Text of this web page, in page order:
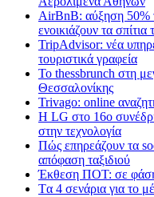
AirBnB: αύξηση 50%
ενοικιάζουν τα σπίτια
TripAdvisor: νέα
τουριστικά γραφεία
Το thessbrunch στη
Θεσσαλονίκης
Trivago: online
H LG στο 16ο
στην τεχνολογία
Πώς επηρεάζουν τα
απόφαση ταξιδιού
Έκθεση ΠΟΤ: σε φάση
Tα 4 σενάρια για το